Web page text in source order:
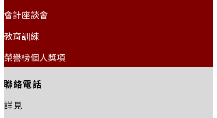
會計座談會
教育訓練
榮譽榜個人獎項
聯絡電話
詳見